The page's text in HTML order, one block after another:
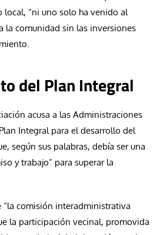
local, “ni uno solo ha venido al
la comunidad sin las inversiones
del Plan Integral
acusa a las Administraciones
Integral para el desarrollo del
según sus palabras, debía ser una
y trabajo” para superar la
“la comisión interadministrativa
la participación vecinal, promovida